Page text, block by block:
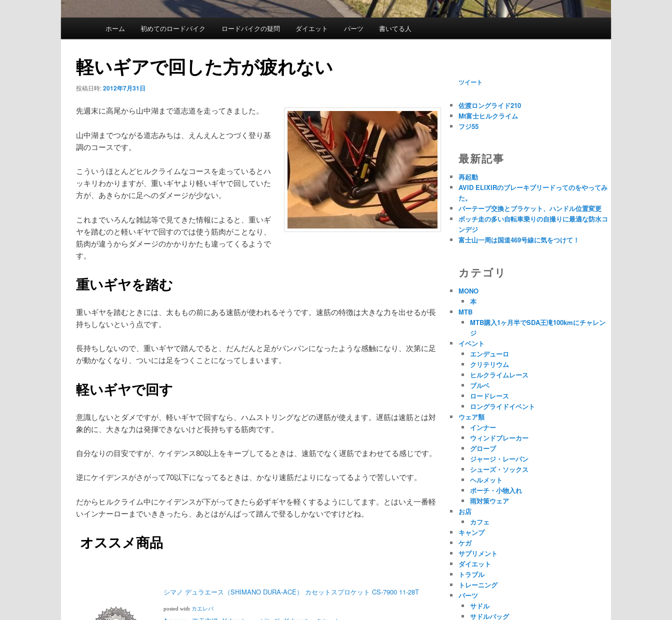
イ
ホーム 初めてのロードバイク ロードバイクの疑問 ダイエット パーツ 書いてる人
軽いギアで回した方が疲れない
投稿日時:2012年7月31日
先週末に高尾から山中湖まで道志道を走ってきました。
山中湖までつながる道志みちは、えんえんとつづく登り基
調のコースです。
こういうほとんどヒルクライムなコースを走っているとハ
ッキリわかりますが、重いギヤより軽いギヤで回していた
方が、あきらかに足へのダメージが少ない。
これまでいろんな雑誌等で見てきた情報によると、重いギ
ヤを踏むのと軽いギヤで回すのでは使う筋肉がことなり、
筋肉が違うからダメージのかかりかたも違ってくるようで
す。
重いギヤを踏む
重いギヤを踏むときには、太ももの前にある速筋が使われるそうです。速筋の特徴は大きな力を出せるが長
持ちしないという点です。
長持ちしないので、重いギヤで踏んでると、だんだんと足がパンパンになったような感触になり、次第に足
が動かなくなり、ついには足をつくことになってしまいます。
軽いギヤで回す
意識しないとダメですが、軽いギヤで回すなら、ハムストリングなどの遅筋が使えます。遅筋は速筋とは対
象的に、大きな力は発揮できないけど長持ちする筋肉です。
自分なりの目安ですが、ケイデンス80以上をキープしてるときは、速筋でなく遅筋でまわせてる感じです。
逆にケイデンスがさがって70以下になってるときは、かなり速筋だよりになってるようで苦しいです。
だからヒルクライム中にケイデンスが下がってきたら必ずギヤを軽くするようにしてます。とはいえ一番軽
いインナーローまでいききったら、あとはがんばって踏んで登るしかないですけどね。
オススメ商品
シマノ デュラエース（SHIMANO DURA-ACE） カセットスプロケット CS-7900 11-28T
posted with カエレバ
ツイート
佐渡ロングライド210
Mt富士ヒルクライム
フジ55
最新記事
再起動
AVID ELIXIRのブレーキブリードってのをやってみ
た。
バーテープ交換とブラケット、ハンドル位置変更
ボッチ走の多い自転車乗りの自撮りに最適な防水コ
ンデジ
富士山一周は国道469号線に気をつけて！
カテゴリ
MONO
本
MTB
MTB購入1ヶ月半でSDA王滝100kmにチャレン
ジ
イベント
エンデューロ
クリテリウム
ヒルクライムレース
ブルベ
ロードレース
ロングライドイベント
ウェア類
インナー
ウィンドブレーカー
グローブ
ジャージ・レーパン
シューズ・ソックス
ヘルメット
ポーチ・小物入れ
雨対策ウェア
お店
カフェ
キャンプ
ケガ
サプリメント
ダイエット
トラブル
トレーニング
パーツ
サドル
サドルバッグ